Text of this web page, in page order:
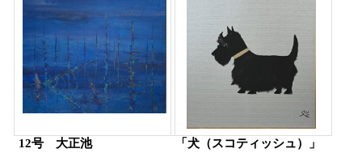
12号 大正池 「犬（スコティッシュ）」